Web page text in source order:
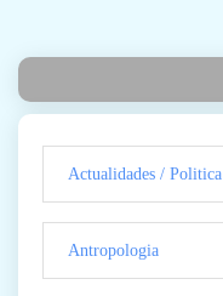
Actualidades / Politica
Antropologia